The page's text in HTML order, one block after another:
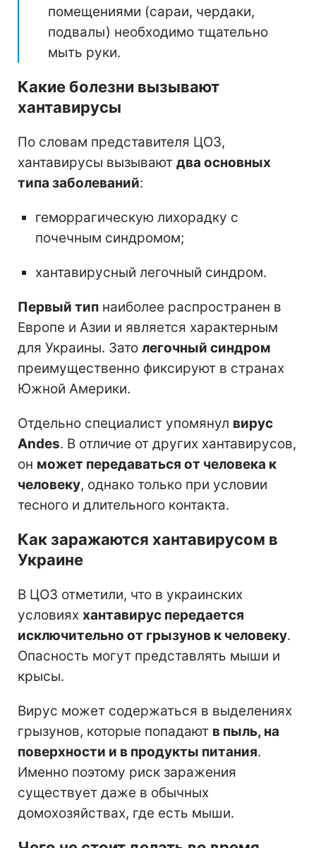
помещениями (сараи, чердаки,
подвалы) необходимо тщательно
мыть руки.
Какие болезни вызывают
хантавирусы
По словам представителя ЦОЗ,
хантавирусы вызывают два основных
типа заболеваний:
геморрагическую лихорадку с
почечным синдромом;
хантавирусный легочный синдром.
Первый тип наиболее распространен в
Европе и Азии и является характерным
для Украины. Зато легочный синдром
преимущественно фиксируют в странах
Южной Америки.
Отдельно специалист упомянул вирус
Andes. В отличие от других хантавирусов,
он может передаваться от человека к
человеку, однако только при условии
тесного и длительного контакта.
Как заражаются хантавирусом в
Украине
В ЦОЗ отметили, что в украинских
условиях хантавирус передается
исключительно от грызунов к человеку.
Опасность могут представлять мыши и
крысы.
Вирус может содержаться в выделениях
грызунов, которые попадают в пыль, на
поверхности и в продукты питания.
Именно поэтому риск заражения
существует даже в обычных
домохозяйствах, где есть мыши.